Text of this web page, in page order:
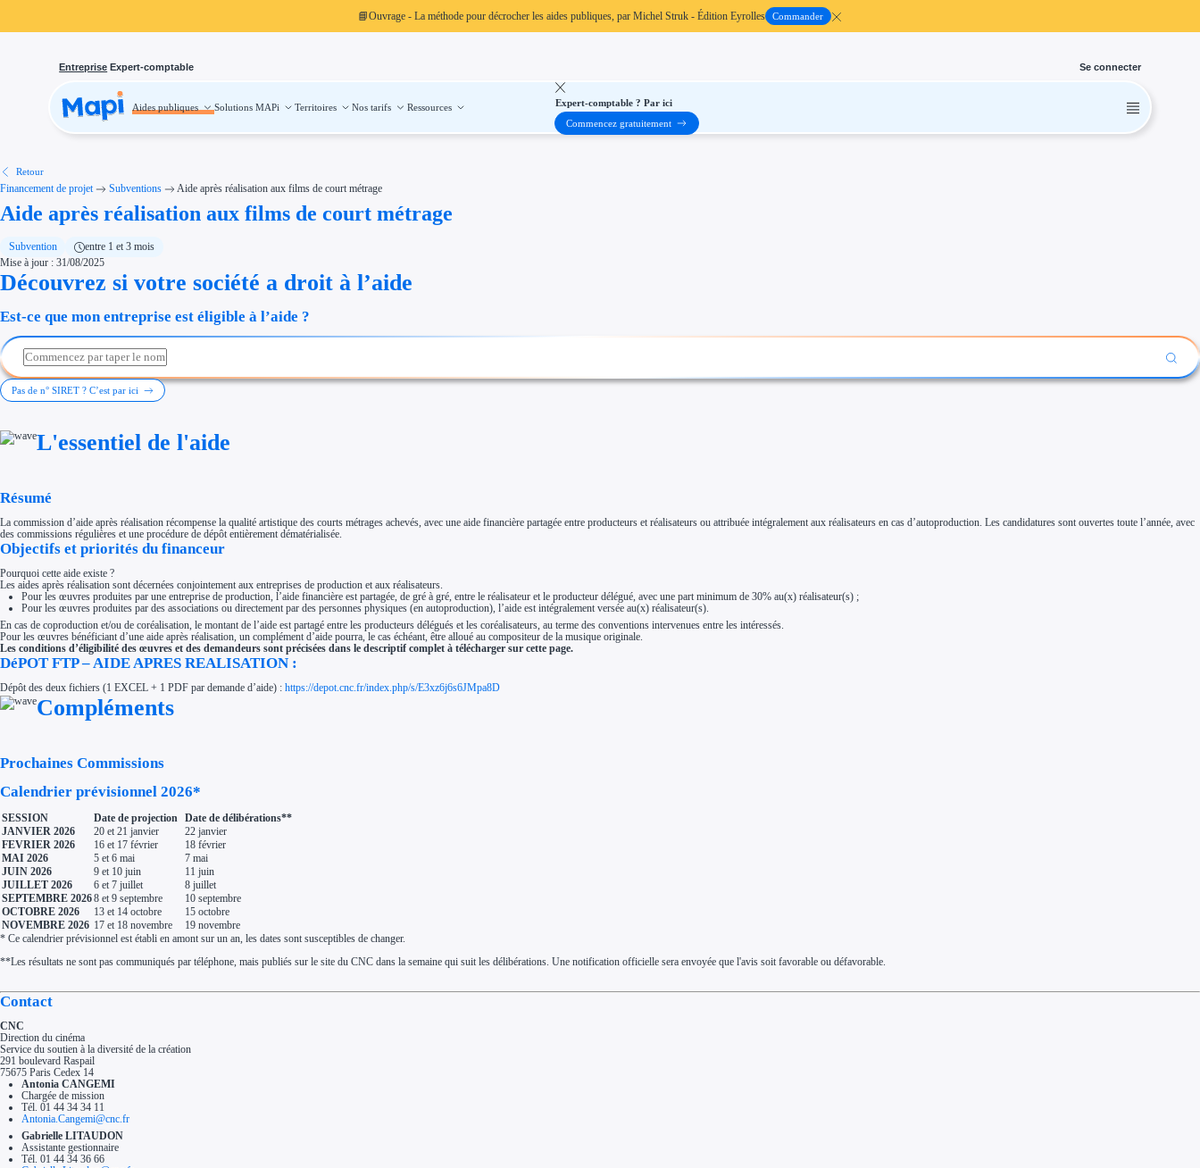
📘Ouvrage - La méthode pour décrocher les aides publiques, par Michel Struk - Édition Eyrolles Commander
Entreprise Expert-comptable Se connecter
Aides publiques Solutions MAPi Territoires Nos tarifs Ressources
Aides publiques
Investissement
Thématiques
Financement innovation
Transition écologique
Développement international
Étapes de vie
Création d'entreprise
Aides Ressources Humaines
Type de financements
Réduction des coûts
Crédits & réductions d'impôt
Exonération fiscale
Avance remboursable
Garantie bancaire entreprise
Par financeur
Aides ADEME
Tous les financeurs
Solutions MAPi
Simulateur d'éligibilité
Trouvez des idées de dépenses éligibles
Quelles aides pour votre secteur ?
Ouvrage
Régions de A à H
Régions de I à P
Aides Région Île-de-France
Aides Région Nouvelle-Aquitaine
Aides Région Occitanie
Aides Région PACA
Aides Région Pays de la Loire
Outre-mer
Aides Région Guadeloupe
Aides Région Guyane
Aides Région Martinique
Aides Région Mayotte
Aides Région Réunion
Aides Nationales
Aides Européennes
Blog
Expert-comptable ? Par ici
Commencez gratuitement
Retour
Financement de projet Subventions Aide après réalisation aux films de court métrage
Aide après réalisation aux films de court métrage
Subvention
entre 1 et 3 mois
Mise à jour : 31/08/2025
Découvrez si votre société a droit à l’aide
Est-ce que mon entreprise est éligible à l’aide ?
Pas de n° SIRET ? C’est par ici
L'essentiel de l'aide
Résumé
La commission d’aide après réalisation récompense la qualité artistique des courts métrages achevés, avec une aide financière partagée entre producteurs et réalisateurs ou attribuée intégralement aux réalisateurs en cas d’autoproduction. Les candidatures sont ouvertes toute l’année, avec
des commissions régulières et une procédure de dépôt entièrement dématérialisée.
Objectifs et priorités du financeur
Pourquoi cette aide existe ?
Les aides après réalisation sont décernées conjointement aux entreprises de production et aux réalisateurs.
Pour les œuvres produites par une entreprise de production, l’aide financière est partagée, de gré à gré, entre le réalisateur et le producteur délégué, avec une part minimum de 30% au(x) réalisateur(s) ;
Pour les œuvres produites par des associations ou directement par des personnes physiques (en autoproduction), l’aide est intégralement versée au(x) réalisateur(s).
En cas de coproduction et/ou de coréalisation, le montant de l’aide est partagé entre les producteurs délégués et les coréalisateurs, au terme des conventions intervenues entre les intéressés.
Pour les œuvres bénéficiant d’une aide après réalisation, un complément d’aide pourra, le cas échéant, être alloué au compositeur de la musique originale.
Les conditions d’éligibilité des œuvres et des demandeurs sont précisées dans le descriptif complet à télécharger sur cette page.
DéPOT FTP – AIDE APRES REALISATION :
Dépôt des deux fichiers (1 EXCEL + 1 PDF par demande d’aide) : https://depot.cnc.fr/index.php/s/E3xz6j6s6JMpa8D
Compléments
Prochaines Commissions
Calendrier prévisionnel 2026*
SESSION Date de projection
Date de délibérations**
JANVIER 2026
20 et 21 janvier
22 janvier
FEVRIER 2026
16 et 17 février
18 février
MAI 2026
5 et 6 mai
7 mai
JUIN 2026
9 et 10 juin
11 juin
JUILLET 2026
6 et 7 juillet
8 juillet
SEPTEMBRE 20268 et 9 septembre
10 septembre
OCTOBRE 2026
13 et 14 octobre
15 octobre
NOVEMBRE 2026 17 et 18 novembre
19 novembre
* Ce calendrier prévisionnel est établi en amont sur un an, les dates sont susceptibles de changer.
**Les résultats ne sont pas communiqués par téléphone, mais publiés sur le site du CNC dans la semaine qui suit les délibérations. Une notification officielle sera envoyée que l'avis soit favorable ou défavorable.
Contact
CNC
Direction du cinéma
Service du soutien à la diversité de la création
291 boulevard Raspail
75675 Paris Cedex 14
Antonia CANGEMI
Chargée de mission
Tél. 01 44 34 34 11
Antonia.Cangemi@cnc.fr
Gabrielle LITAUDON
Assistante gestionnaire
Tél. 01 44 34 36 66